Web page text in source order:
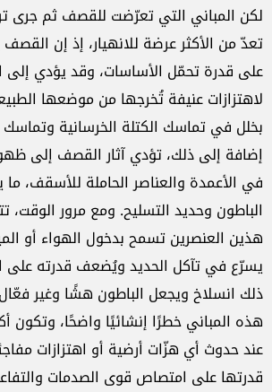
لكن المباني التي تعرّضت للقصف ثم جرى
تعدّ من الأكثر عرضة للانهيار، إذ إن
على قدرة تحمّل الأساسات، وقد يؤدي إلى
لاهتزازات عنيفة تُخرجها من موضعها
بخلل في تماسك الكتلة الخرسانية وتماسك
إضافة إلى ذلك، تؤدي آثار القصف إلى
في الأعمدة والعناصر الحاملة للأسقف،
الباطون وحديد التسليح. ومع مرور الوقت،
هذين العنصرين تسمح بدخول الهواء أو
يسرّع في تآكل الحديد ويُضعف قدرته على
ذلك انسلاخ ويجعل الباطون هشًا وغير
هذه المباني خطرًا إنشائيًا واضحًا، وتكون
عند حدوث أي هزّات أرضية أو اهتزازات
قدرتها على امتصاص قوى الصدمات